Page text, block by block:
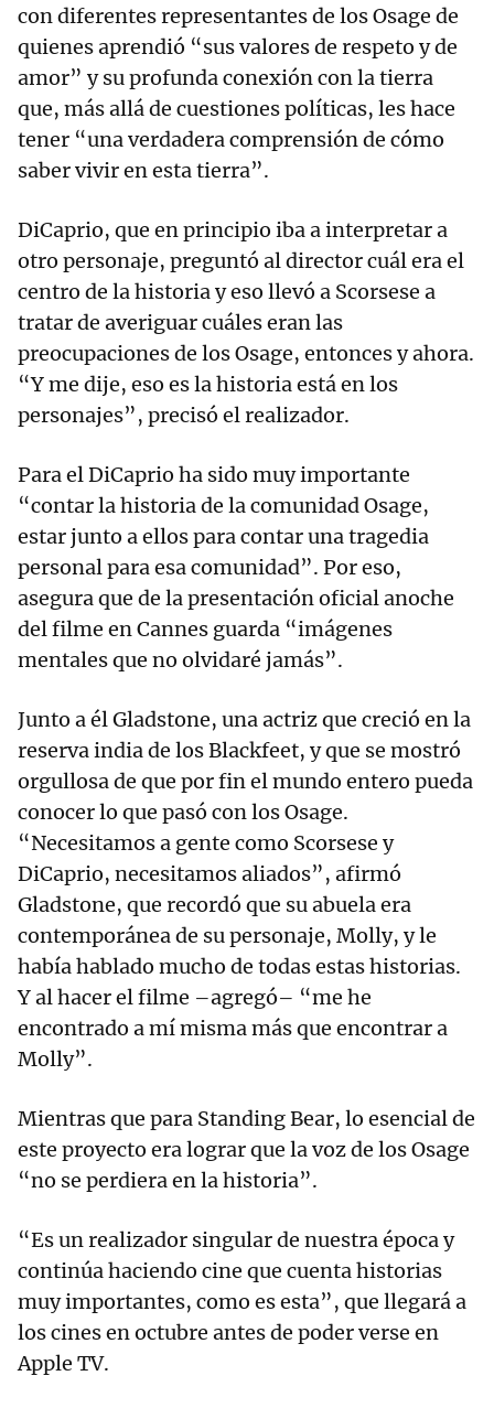
con diferentes representantes de los Osage de
quienes aprendió “sus valores de respeto y de
amor” y su profunda conexión con la tierra
que, más allá de cuestiones políticas, les hace
tener “una verdadera comprensión de cómo
saber vivir en esta tierra”.
DiCaprio, que en principio iba a interpretar a
otro personaje, preguntó al director cuál era el
centro de la historia y eso llevó a Scorsese a
tratar de averiguar cuáles eran las
preocupaciones de los Osage, entonces y ahora.
“Y me dije, eso es la historia está en los
personajes”, precisó el realizador.
Para el DiCaprio ha sido muy importante
“contar la historia de la comunidad Osage,
estar junto a ellos para contar una tragedia
personal para esa comunidad”. Por eso,
asegura que de la presentación oficial anoche
del filme en Cannes guarda “imágenes
mentales que no olvidaré jamás”.
Junto a él Gladstone, una actriz que creció en la
reserva india de los Blackfeet, y que se mostró
orgullosa de que por fin el mundo entero pueda
conocer lo que pasó con los Osage.
“Necesitamos a gente como Scorsese y
DiCaprio, necesitamos aliados”, afirmó
Gladstone, que recordó que su abuela era
contemporánea de su personaje, Molly, y le
había hablado mucho de todas estas historias.
Y al hacer el filme –agregó– “me he
encontrado a mí misma más que encontrar a
Molly”.
Mientras que para Standing Bear, lo esencial de
este proyecto era lograr que la voz de los Osage
“no se perdiera en la historia”.
“Es un realizador singular de nuestra época y
continúa haciendo cine que cuenta historias
muy importantes, como es esta”, que llegará a
los cines en octubre antes de poder verse en
Apple TV.